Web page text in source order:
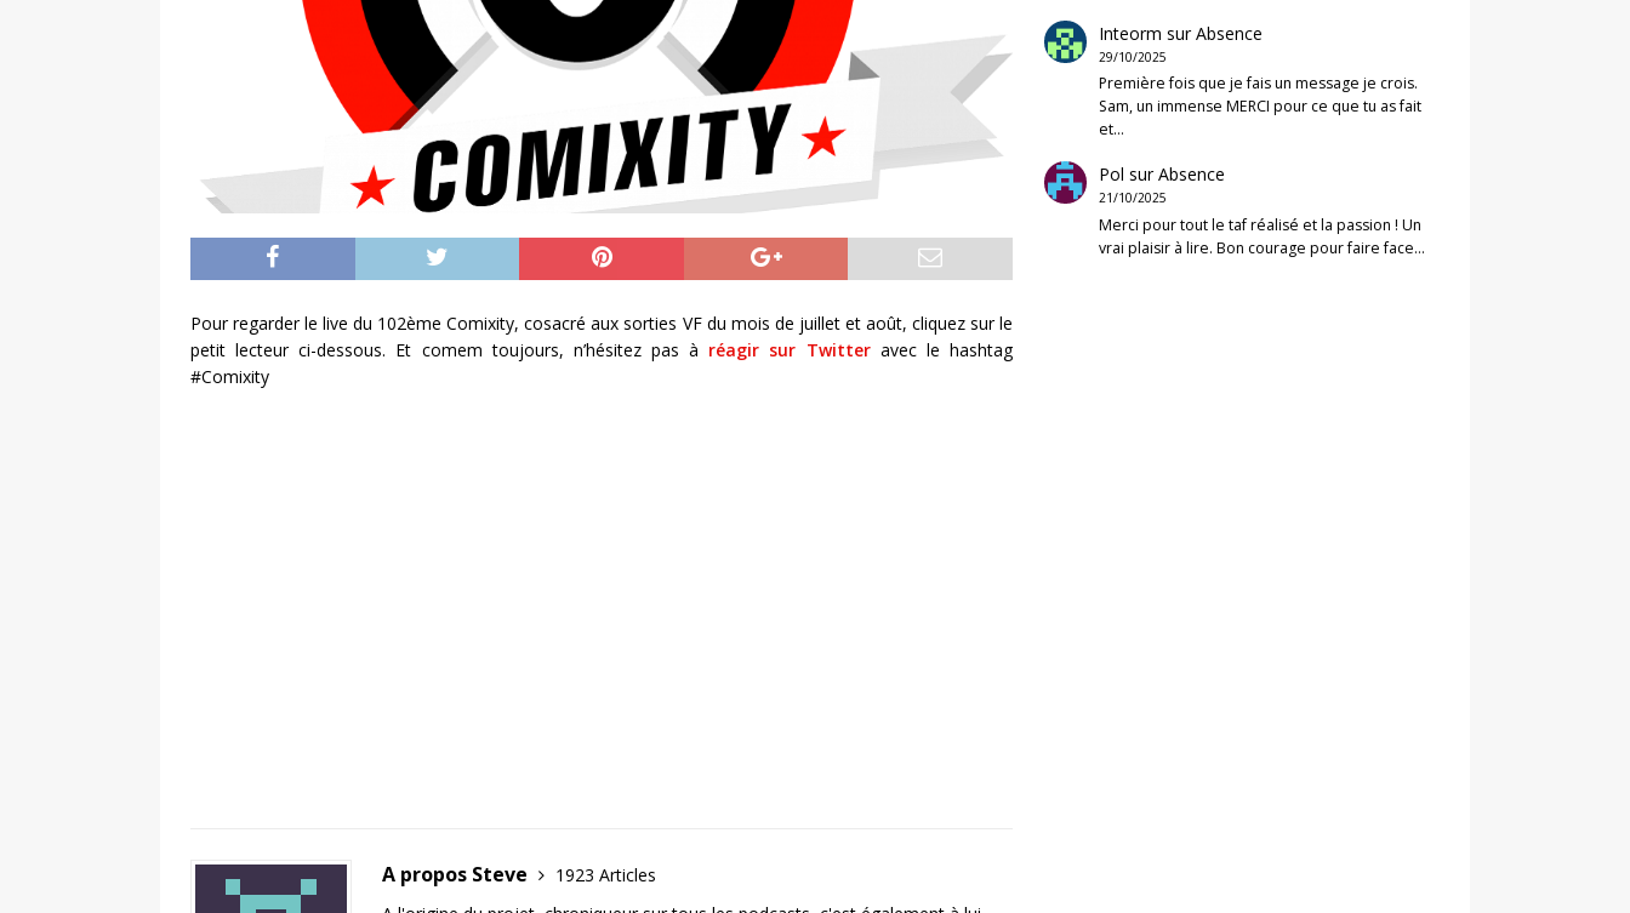
Pour regarder le live du 102ème Comixity, cosacré aux sorties VF du mois de juillet et août, cliquez sur le
petit lecteur ci-dessous. Et comem toujours, n’hésitez pas à réagir sur Twitteravec le hashtag
#Comixity
A propos Steve
1923 Articles
Inteorm surAbsence
29/10/2025
Première fois que je fais un message je crois.
Sam, un immense MERCI pour ce que tu as fait
et…
Pol surAbsence
21/10/2025
Merci pour tout le taf réalisé et la passion ! Un
vrai plaisir à lire. Bon courage pour faire face…